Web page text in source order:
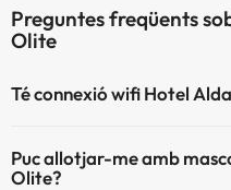
Preguntes freqüents
Olite
Té connexió wifi Hotel
Puc allotjar-me amb
Olite?